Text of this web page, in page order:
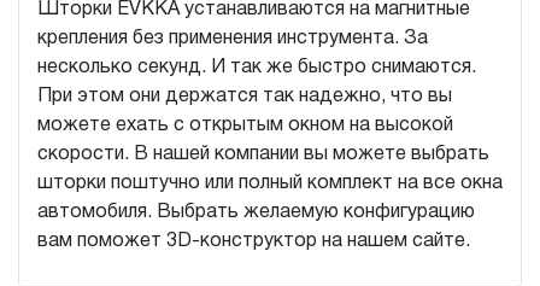
Шторки EVKKA устанавливаются на магнитные
крепления без применения инструмента. За
несколько секунд. И так же быстро снимаются.
При этом они держатся так надежно, что вы
можете ехать с открытым окном на высокой
скорости. В нашей компании вы можете выбрать
шторки поштучно или полный комплект на все окна
автомобиля. Выбрать желаемую конфигурацию
вам поможет 3D-конструктор на нашем сайте.